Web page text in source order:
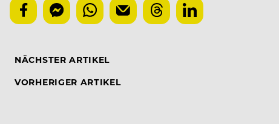
NÄCHSTER ARTIKEL
VORHERIGER ARTIKEL